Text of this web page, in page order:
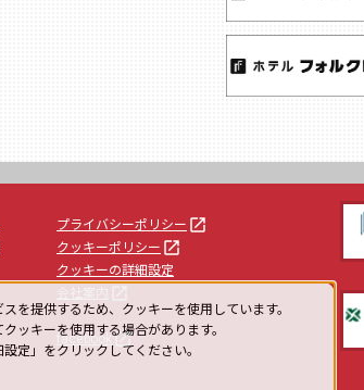
プライバシーポリシー launch
クッキーポリシー launch
クッキーの詳細設定
facebook launch
を提供するため、クッキーを使用しています。
ッキーを使用する場合があります。
定」をクリックしてください。